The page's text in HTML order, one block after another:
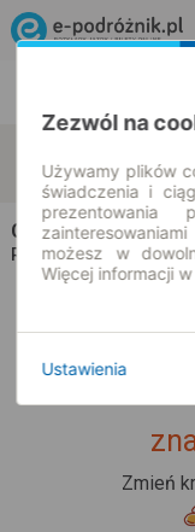
09.08.2026 | -- : --
Champion Travelna
Rozkład jazdy i bilety |
Zmień
Zezwól na
Używamy plików
świadczenia i
prezentowania
możesz w
Więcej informacji w
Ustawienia